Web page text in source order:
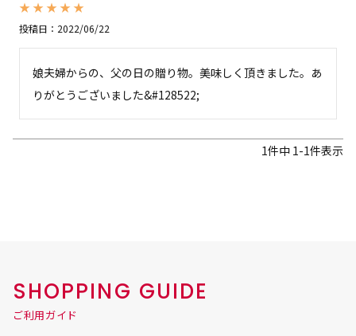
投稿日 2022/06/22
娘夫婦からの、父の日の贈り物。美味しく頂きました。あ
りがとうございました&#128522;
1件中 1-1件表示
SHOPPING GUIDE
ご利用ガイド